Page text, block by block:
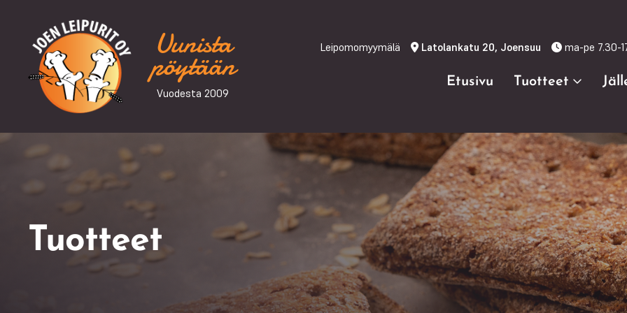
Uunista
pöytään
Vuodesta 2009
Leipomomyymälä Latolankatu 20, Joensuu ma-pe 7.30-
Etusivu Tuotteet
Tuotteet